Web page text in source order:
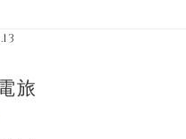
旅